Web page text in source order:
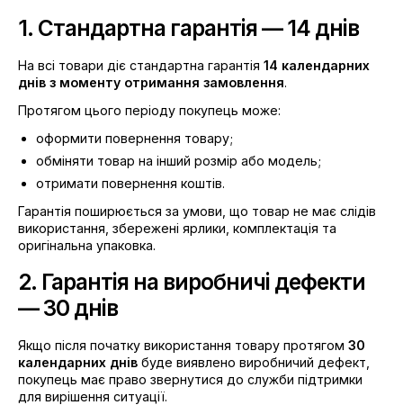
1. Стандартна гарантія — 14 днів
На всі товари діє стандартна гарантія 14 календарних
днів з моменту отримання замовлення.
Протягом цього періоду покупець може:
оформити повернення товару;
обміняти товар на інший розмір або модель;
отримати повернення коштів.
Гарантія поширюється за умови, що товар не має слідів
використання, збережені ярлики, комплектація та
оригінальна упаковка.
2. Гарантія на виробничі дефекти
— 30 днів
Якщо після початку використання товару протягом 30
календарних днів буде виявлено виробничий дефект,
покупець має право звернутися до служби підтримки
для вирішення ситуації.